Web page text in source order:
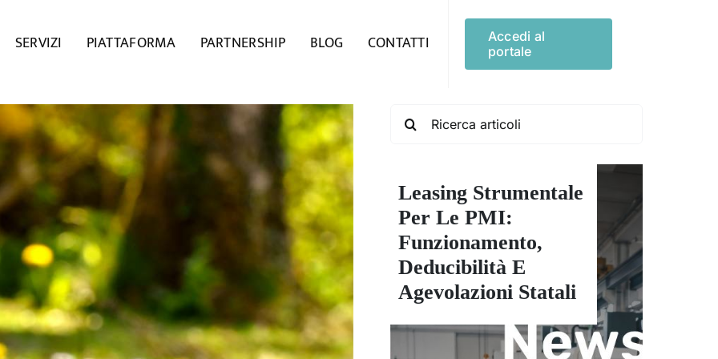
SERVIZI PIATTAFORMA PARTNERSHIP BLOG CONTATTI
Accedi al
portale
Leasing Strumentale
Per Le PMI:
Funzionamento,
Deducibilità E
Agevolazioni Statali